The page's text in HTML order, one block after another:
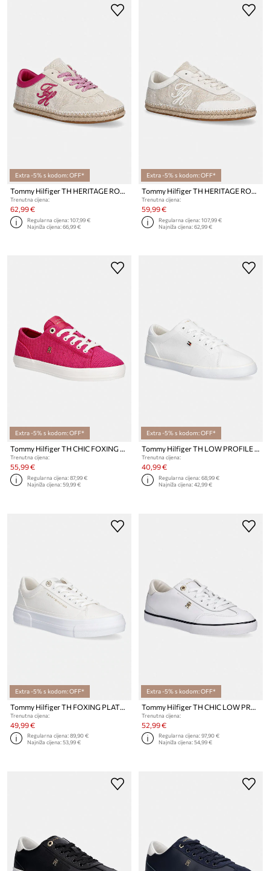
Extra -5% s kodom: OFF*
Tommy Hilfiger TH HERITAGE ROPE SNEAKER tenisice za žene
Trenutna cijena:
62,99 €
Regularna cijena:107,99 €
Najniža cijena:66,99 €
Extra -5% s kodom: OFF*
Tommy Hilfiger TH HERITAGE ROPE SNEAKER tenisice za žene
Trenutna cijena:
59,99 €
Regularna cijena:107,99 €
Najniža cijena:62,99 €
Extra -5% s kodom: OFF*
Tommy Hilfiger TH CHIC FOXING SNEAKER tenisice za žene
Trenutna cijena:
55,99 €
Regularna cijena:87,99 €
Najniža cijena:59,99 €
Extra -5% s kodom: OFF*
Tommy Hilfiger TH LOW PROFILE VULC CANVAS tenisice za žene
Trenutna cijena:
40,99 €
Regularna cijena:68,99 €
Najniža cijena:42,99 €
Extra -5% s kodom: OFF*
Trenutna cijena:
49,99 €
Regularna cijena:89,90 €
Najniža cijena:53,99 €
Extra -5% s kodom: OFF*
Trenutna cijena:
52,99 €
Regularna cijena:97,90 €
Najniža cijena:54,99 €